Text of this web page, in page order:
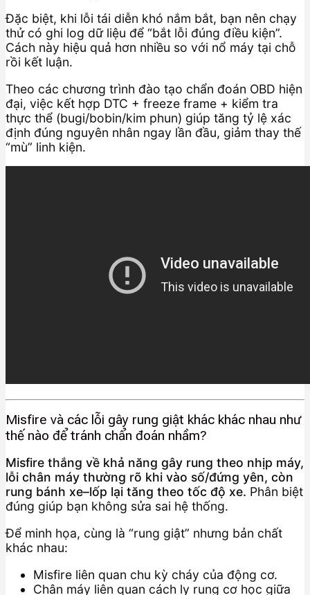
Đặc biệt, khi lỗi tái diễn khó nắm bắt, bạn nên chạy
thử có ghi log dữ liệu để “bắt lỗi đúng điều kiện”.
Cách này hiệu quả hơn nhiều so với nổ máy tại chỗ
rồi kết luận.
Theo các chương trình đào tạo chẩn đoán OBD hiện
đại, việc kết hợp DTC + freeze frame + kiểm tra
thực thể (bugi/bobin/kim phun) giúp tăng tỷ lệ xác
định đúng nguyên nhân ngay lần đầu, giảm thay thế
“mù” linh kiện.
Misfire và các lỗi gây rung giật khác khác nhau như
thế nào để tránh chẩn đoán nhầm?
Misfire thắng về khả năng gây rung theo nhịp máy,
lỗi chân máy thường rõ khi vào số/đứng yên, còn
rung bánh xe–lốp lại tăng theo tốc độ xe. Phân biệt
đúng giúp bạn không sửa sai hệ thống.
Để minh họa, cùng là “rung giật” nhưng bản chất
khác nhau:
Misfire liên quan chu kỳ cháy của động cơ.
Chân máy liên quan cách ly rung cơ học giữa